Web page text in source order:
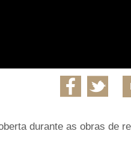
durante as obras de